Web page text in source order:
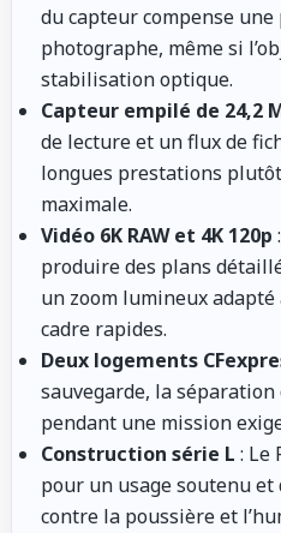
du capteur compense
photographe, même si
stabilisation optique.
Capteur empilé de 24,2
de lecture et un flux de
longues prestations
maximale.
Vidéo 6K RAW et 4K 120p
produire des plans
un zoom lumineux
cadre rapides.
Deux logements
sauvegarde, la
pendant une mission
Construction série L : Le
pour un usage soutenu et
contre la poussière et